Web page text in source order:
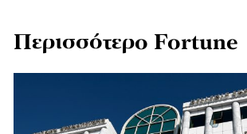
Περισσότερο Fortune